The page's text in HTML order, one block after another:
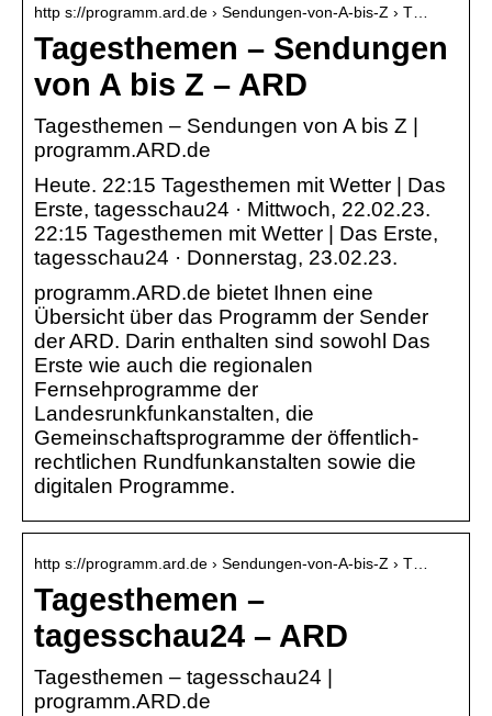
http s://programm.ard.de › Sendungen-von-A-bis-Z › T…
Tagesthemen – Sendungen
von A bis Z – ARD
Tagesthemen – Sendungen von A bis Z |
programm.ARD.de
Heute. 22:15 Tagesthemen mit Wetter | Das
Erste, tagesschau24 · Mittwoch, 22.02.23.
22:15 Tagesthemen mit Wetter | Das Erste,
tagesschau24 · Donnerstag, 23.02.23.
programm.ARD.de bietet Ihnen eine
Übersicht über das Programm der Sender
der ARD. Darin enthalten sind sowohl Das
Erste wie auch die regionalen
Fernsehprogramme der
Landesrunkfunkanstalten, die
Gemeinschaftsprogramme der öffentlich-
rechtlichen Rundfunkanstalten sowie die
digitalen Programme.
http s://programm.ard.de › Sendungen-von-A-bis-Z › T…
Tagesthemen –
tagesschau24 – ARD
Tagesthemen – tagesschau24 |
programm.ARD.de